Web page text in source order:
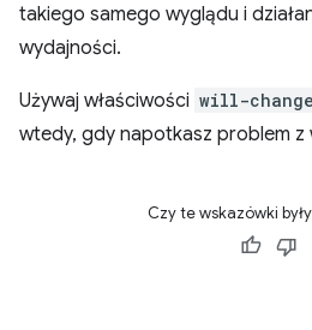
takiego samego wyglądu i
wydajności.
Używaj właściwości will-change
wtedy, gdy napotkasz problem z
Czy te wskazówki